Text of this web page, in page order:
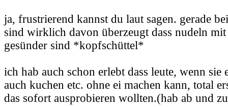
ja, frustrierend kannst du laut sagen. gerade
sind wirklich davon überzeugt dass nudeln mit
gesünder sind *kopfschüttel*
ich hab auch schon erlebt dass leute, wenn sie
auch kuchen etc. ohne ei machen kann, total
das sofort ausprobieren wollten.(hab ab und